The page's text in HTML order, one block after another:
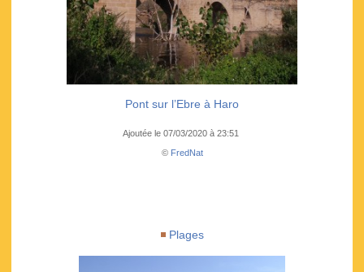
Pont sur l’Ebre à Haro
Ajoutée le 07/03/2020 à 23:51
© FredNat
Plages